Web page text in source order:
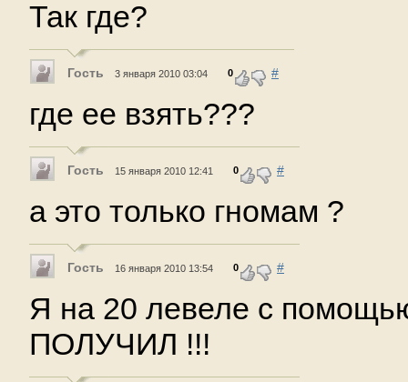
Так где?
Гость 3 января 2010 03:04 0 #
где ее взять???
Гость 15 января 2010 12:41 0 #
а это только гномам ?
Гость 16 января 2010 13:54 0 #
Я на 20 левеле с
ПОЛУЧИЛ !!!